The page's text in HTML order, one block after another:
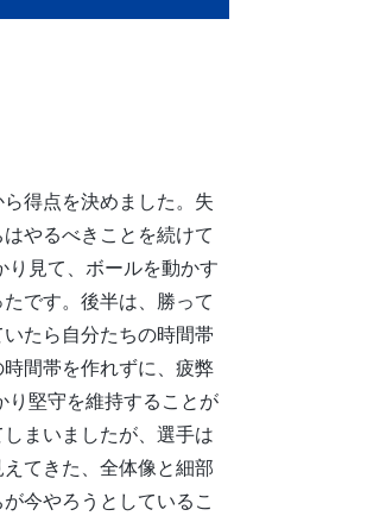
得点を決めました。失
やるべきことを続けて
り見て、ボールを動かす
です。後半は、勝って
たら自分たちの時間帯
間帯を作れずに、疲弊
り堅守を維持することが
まいましたが、選手は
てきた、全体像と細部
今やろうとしているこ